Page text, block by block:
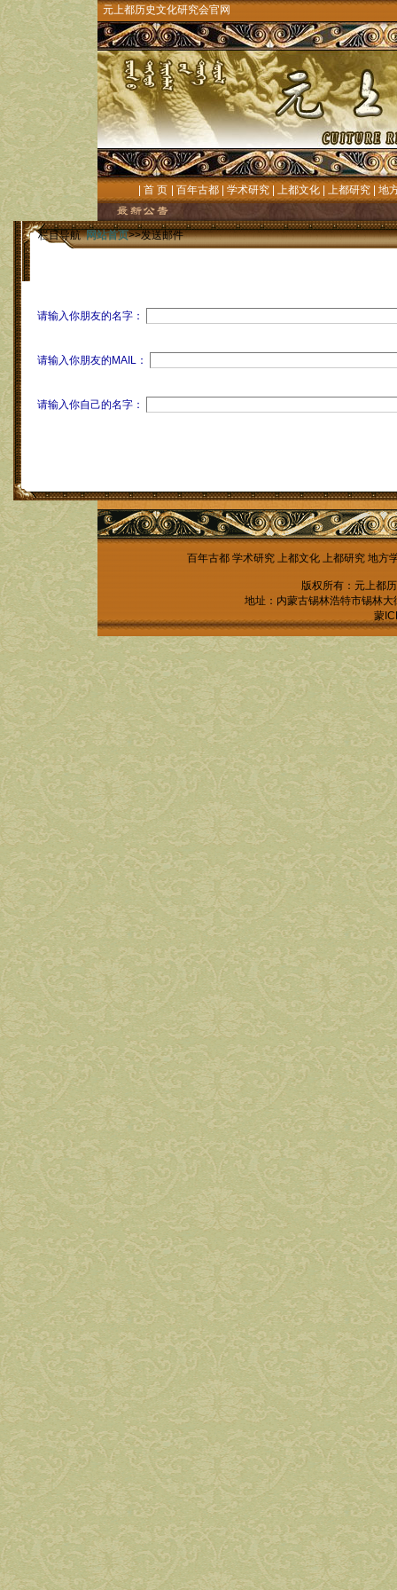
元上都历史文化研究会官网
首 页 百年古都 学术研究 上都文化 上都研究 地
栏目导航网站首页>>发送邮件
请输入你朋友的名字：
请输入你朋友的MAIL：
请输入你自己的名字：
百年古都 学术研究 上都文化 上都研究 地方
版权所有：元上都
地址：内蒙古锡林浩特市锡林
蒙